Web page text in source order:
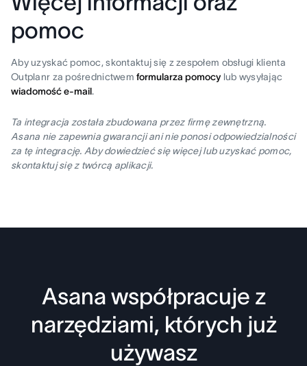
pomoc
Aby uzyskać pomoc, skontaktuj się z zespołem obsługi klienta
Outplanr za pośrednictwemformularza pomocy lub wysyłając
wiadomość e-mail.
Ta integracja została zbudowana przez firmę zewnętrzną.
Asana nie zapewnia gwarancji ani nie ponosi odpowiedzialności
za tę integrację. Aby dowiedzieć się więcej lub uzyskać pomoc,
skontaktuj się z twórcą aplikacji.
Asana współpracuje z
narzędziami, których już
używasz